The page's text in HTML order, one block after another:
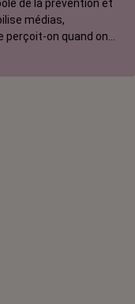
de la prévention et
médias,
perçoit-on quand on